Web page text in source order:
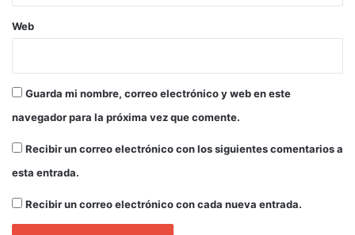
Web
Guarda mi nombre, correo electrónico y web en este
navegador para la próxima vez que comente.
Recibir un correo electrónico con los siguientes comentarios a
esta entrada.
Recibir un correo electrónico con cada nueva entrada.